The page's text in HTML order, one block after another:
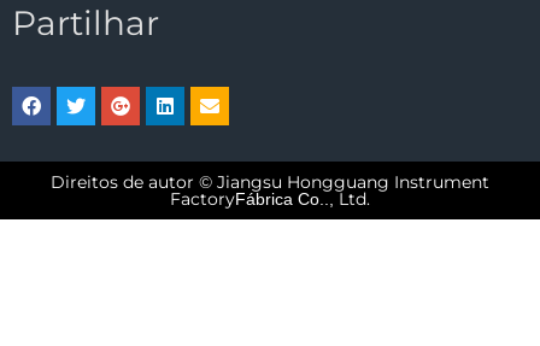
Partilhar
Direitos de autor © Jiangsu Hongguang Instrument
FactoryFábrica Co..,Ltd.